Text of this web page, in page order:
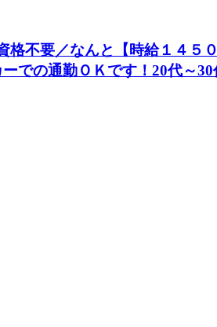
格不要／なんと【時給１４
での通勤ＯＫです！20代～